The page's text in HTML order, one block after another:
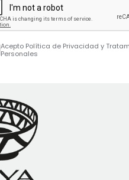
Acepto Política de Privacidad y
Personales